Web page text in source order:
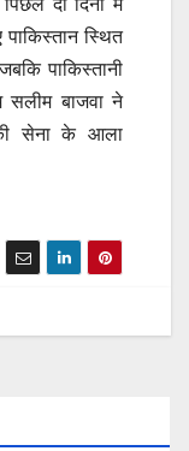
दो दिनों में
स्थित
पाकिस्तानी
बाजवा ने
सेना के आला